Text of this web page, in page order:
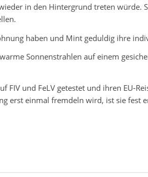
in den Hintergrund treten würde.
haben und Mint geduldig ihre
Sonnenstrahlen auf einem
und FeLV getestet und ihren EU-
erst einmal fremdeln wird, ist sie fest